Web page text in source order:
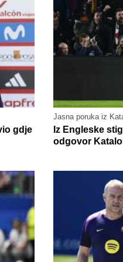
gdje
Jasna poruka iz
Iz Engleske
odgovor